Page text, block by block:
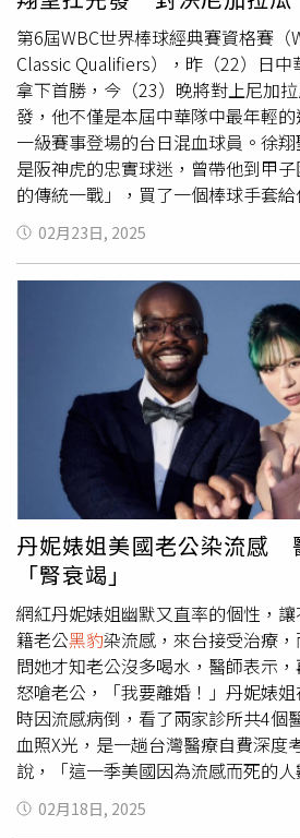
造型師、髮型師反覆調整，龜毛程度
其實是王子病本人。」Vin爆料東翰
也常常要求團員做這個做那個，很
認，不忘稍稍為自己平反一下：「說
不帶錢包的個性滿有『王子感』的。
《ARK》概念取材自諾亞方舟。（
第6屆WBC世界棒球經典賽資格賽
Classic Qualifiers），昨（22）日
拿下首勝，今（23）晚將對上尼加
發，他不僅是本屆中華隊中最年輕
一級賽事登場的台日混血球員。徐翔
是阪神虎的忠實球迷，曾帶他到甲
的傳統一戰」，買了一個棒球手套
徐翔聖2013年觀看了第三屆WBC中
定轉戰棒球，並在國小五年級轉入
長安國中後，徐翔聖展現出色的棒
北市鶯歌工商。高中三年期間，他
步到151公里，幫助鶯歌工商拿下黑豹
棒聯賽四強，成為國內受矚目的年
投入日本職棒育成選秀，2023年被
指名選下，是首位在日職獲得指名
去年六月正式與養樂多簽約，開啟旅
徐翔聖首次加入成人國家隊參與國
1局，被敲1安打、1三振無失分，今
隊，徐翔聖坦言對這支球隊沒有太
然對手比較陌生，但我有觀察他們最
敵，明天見招拆招。」家人今晚將在
望能在親友面前繳出好表現。
02月23日, 2025
丹妮婊姐美國老公染流感
「腎衰竭」
網紅丹妮婊姐幽默又直率的個性，
籍老公黑豹染流感，來台接受治療
問她才知老公沒多喝水，醫師表示
怒嗆老公，「我要離婚！」丹妮婊姐
時因流感病倒，看了兩家診所共4個
血照X光，是一趟台灣醫療自費深度
說，「這一季美國因為流感而死的
字真的有夠驚人，會搞到這麼多人
流感疫苗的比例不高之外，再來就
02月18日, 2025